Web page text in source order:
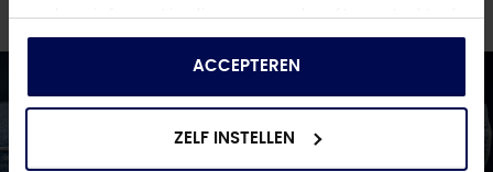
andere informatie die u aan ze heeft verstrekt of
die ze hebben verzameld op basis van uw gebruik
ACCEPTEREN
ZELF INSTELLEN